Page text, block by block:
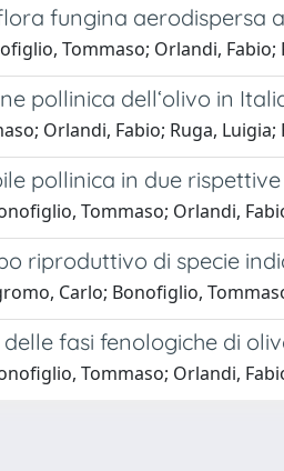
fungina aerodispersa
Tommaso; Orlandi, Fabio;
pollinica dell‘olivo in
Orlandi, Fabio; Ruga, Luigia;
pollinica in due
Tommaso; Orlandi,
riproduttivo di specie
Carlo; Bonofiglio,
fasi fenologiche di
Tommaso; Orlandi,